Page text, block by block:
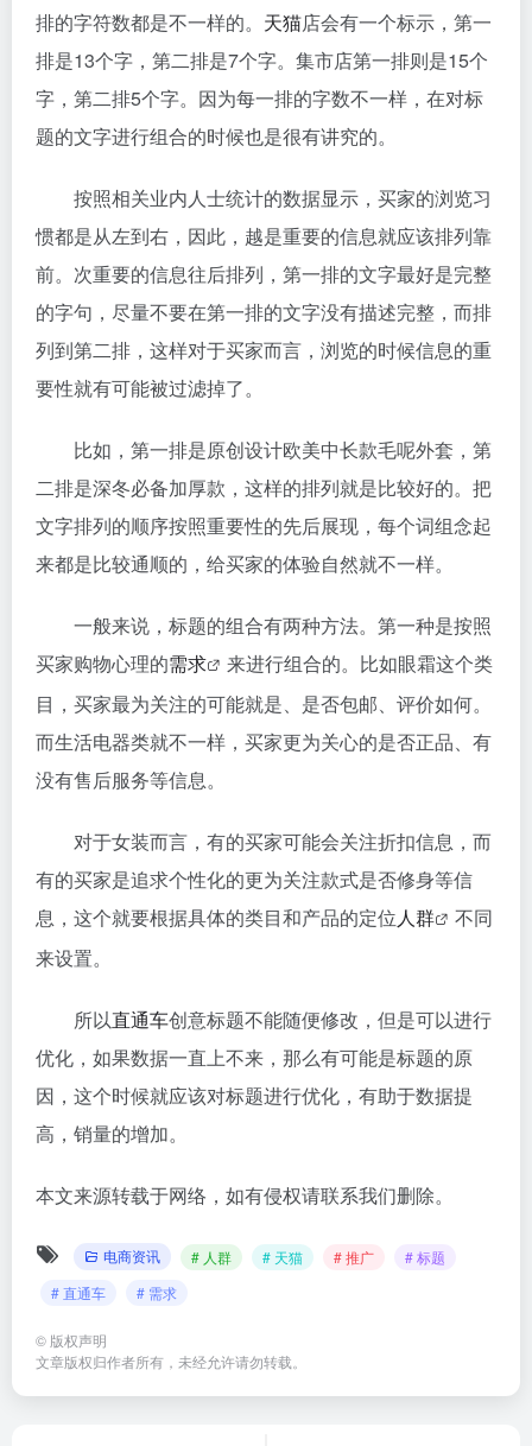
排的字符数都是不一样的。 天猫店会有一个标示，第一
排是13个字，第二排是7个字。集市店第一排则是15个
字，第二排5个字。因为每一排的字数不一样，在对标
题的文字进行组合的时候也是很有讲究的。
按照相关业内人士统计的数据显示，买家的浏览习
惯都是从左到右，因此，越是重要的信息就应该排列靠
前。次重要的信息往后排列，第一排的文字最好是完整
的字句，尽量不要在第一排的文字没有描述完整，而排
列到第二排，这样对于买家而言，浏览的时候信息的重
要性就有可能被过滤掉了。
比如，第一排是原创设计欧美中长款毛呢外套，第
二排是深冬必备加厚款，这样的排列就是比较好的。把
文字排列的顺序按照重要性的先后展现，每个词组念起
来都是比较通顺的，给买家的体验自然就不一样。
一般来说，标题的组合有两种方法。第一种是按照
买家购物心理的需求
来进行组合的。比如眼霜这个类
目，买家最为关注的可能就是、是否包邮、评价如何。
而生活电器类就不一样，买家更为关心的是否正品、有
没有售后服务等信息。
对于女装而言，有的买家可能会关注折扣信息，而
有的买家是追求个性化的更为关注款式是否修身等信
息，这个就要根据具体的类目和产品的定位人群
不同
来设置。
所以直通车创意标题不能随便修改，但是可以进行
优化，如果数据一直上不来，那么有可能是标题的原
因，这个时候就应该对标题进行优化，有助于数据提
高，销量的增加。
本文来源转载于网络，如有侵权请联系我们删除。
电商资讯 # 人群 # 天猫 # 推广
# 标题
# 直通车
# 需求
© 版权声明
文章版权归作者所有，未经允许请勿转载。